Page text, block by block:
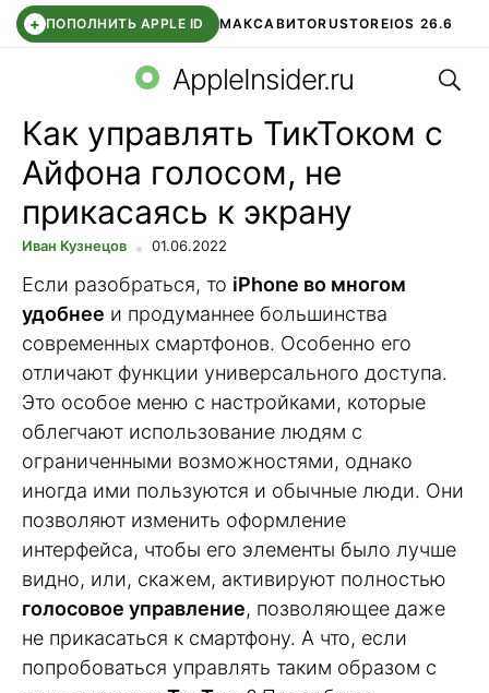
+ ПОПОЛНИТЬ APPLE ID МАКСАВИТОRUSTOREIOS 26.6
СБЕР КИДС ВТБ ОНЛАЙН ЧАТ В ROBLOX
AppleInsider.ru
Как управлять ТикТоком с
Айфона голосом, не
прикасаясь к экрану
Иван Кузнецов 01.06.2022
Если разобраться, то iPhone во многом
удобнее и продуманнее большинства
современных смартфонов. Особенно его
отличают функции универсального доступа.
Это особое меню с настройками, которые
облегчают использование людям с
ограниченными возможностями, однако
иногда ими пользуются и обычные люди. Они
позволяют изменить оформление
интерфейса, чтобы его элементы было лучше
видно, или, скажем, активируют полностью
голосовое управление, позволяющее даже
не прикасаться к смартфону. А что, если
попробоваться управлять таким образом с